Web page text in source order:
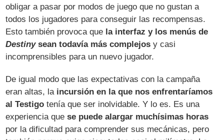
obligar a pasar por modos de juego que no gustan a
todos los jugadores para conseguir las recompensas.
Esto también provoca que la interfaz y los menús de
Destinysean todavía más complejos y casi
incomprensibles para un nuevo jugador.
De igual modo que las expectativas con la campaña
eran altas, la incursión en la que nos enfrentaríamos
al Testigo tenía que ser inolvidable. Y lo es. Es una
experiencia quese puede alargar muchísimas horas
por la dificultad para comprender sus mecánicas, pero